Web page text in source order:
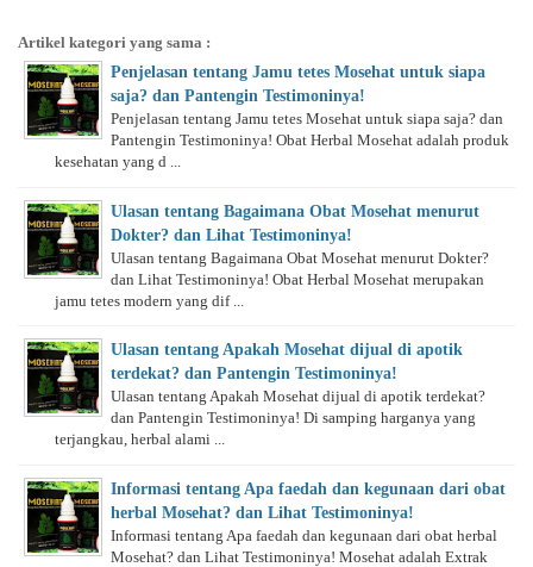
Artikel kategori yang sama :
Penjelasan tentang Jamu tetes Mosehat untuk siapa
saja? dan Pantengin Testimoninya!
Penjelasan tentang Jamu tetes Mosehat untuk siapa saja? dan
Pantengin Testimoninya! Obat Herbal Mosehat adalah produk
kesehatan yang d ...
Ulasan tentang Bagaimana Obat Mosehat menurut
Dokter? dan Lihat Testimoninya!
Ulasan tentang Bagaimana Obat Mosehat menurut Dokter?
dan Lihat Testimoninya! Obat Herbal Mosehat merupakan
jamu tetes modern yang dif ...
Ulasan tentang Apakah Mosehat dijual di apotik
terdekat? dan Pantengin Testimoninya!
Ulasan tentang Apakah Mosehat dijual di apotik terdekat?
dan Pantengin Testimoninya! Di samping harganya yang
terjangkau, herbal alami ...
Informasi tentang Apa faedah dan kegunaan dari obat
herbal Mosehat? dan Lihat Testimoninya!
Informasi tentang Apa faedah dan kegunaan dari obat herbal
Mosehat? dan Lihat Testimoninya! Mosehat adalah Extrak